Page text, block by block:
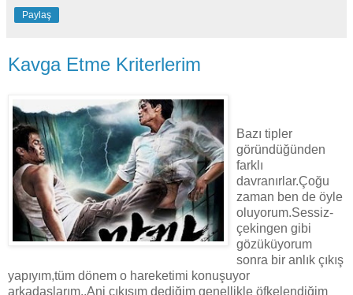
Paylaş
Kavga Etme Kriterlerim
Bazı tipler
göründüğünden
farklı
davranırlar.Çoğu
zaman ben de öyle
oluyorum.Sessiz-
çekingen gibi
gözüküyorum
sonra bir anlık çıkış
yapıyım,tüm dönem o hareketimi konuşuyor
arkadaşlarım..Ani çıkışım dediğim genellikle öfkelendiğim